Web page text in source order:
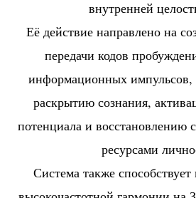
внутренней
Её действие направлено на
передачи кодов
информационных
раскрытию сознания,
потенциала и восстановлению
ресурсами
Система также